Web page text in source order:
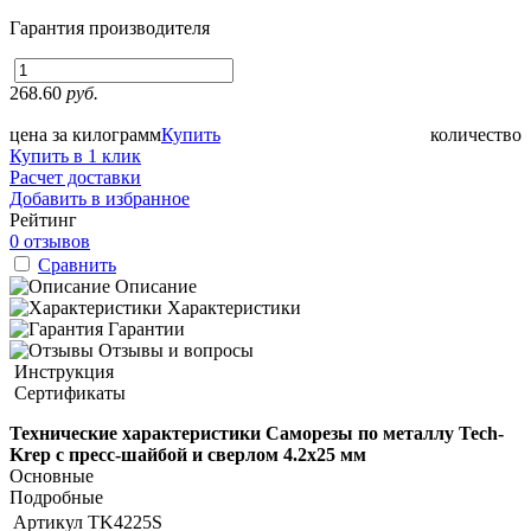
Гарантия производителя
268.60 руб.
цена за килограмм количество
Купить
Купить в 1 клик
Расчет доставки
Добавить в избранное
Рейтинг
0 отзывов
Сравнить
Описание
Характеристики
Гарантии
Отзывы и вопросы
Инструкция
Сертификаты
Технические характеристики Саморезы по металлу Tech-
Krep с пресс-шайбой и сверлом 4.2х25 мм
Основные
Подробные
Артикул TK4225S